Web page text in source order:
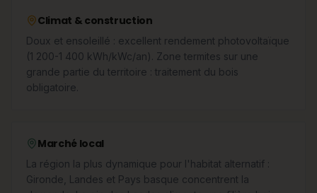
Climat & construction
Doux et ensoleillé : excellent rendement photovoltaïque
(1 200-1 400 kWh/kWc/an). Zone termites sur une
grande partie du territoire : traitement du bois
obligatoire.
Marché local
La région la plus dynamique pour l'habitat alternatif :
Gironde, Landes et Pays basque concentrent la